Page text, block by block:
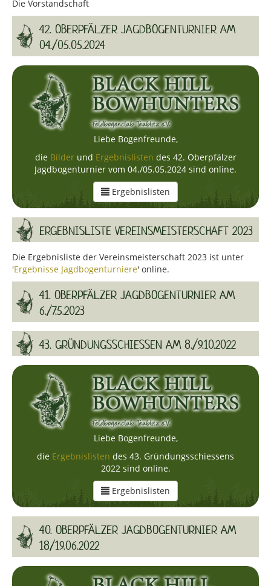
Die Vorstandschaft
42. OBERPFÄLZER JAGDBOGENTURNIER AM
04./05.05.2024
Liebe Bogenfreunde,
die Bilderund Ergebnislisten des 42. Oberpfälzer
Jagdbogenturnier vom 04./05.05.2024 sind online.
Ergebnislisten
ERGEBNISLISTE VEREINSMEISTERSCHAFT 2023
Die Ergebnisliste der Vereinsmeisterschaft 2023 ist unter
'Ergebnisse Jagdbogenturniere' online.
41. OBERPFÄLZER JAGDBOGENTURNIER AM
6./7.5.2023
43. GRÜNDUNGSSCHIESSEN AM 8./9.10.2022
Liebe Bogenfreunde,
die Ergebnislisten des 43. Gründungsschiessens
2022 sind online.
Ergebnislisten
40. OBERPFÄLZER JAGDBOGENTURNIER AM
18/19.06.2022